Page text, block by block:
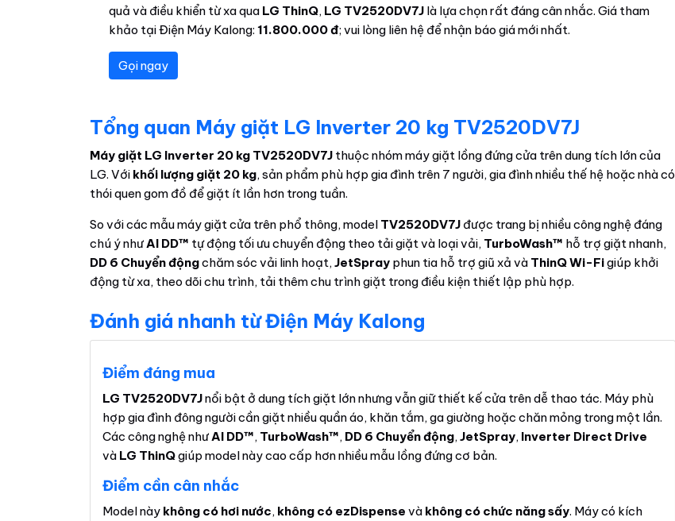
quả và điều khiển từ xa qua LG ThinQ, LG TV2520DV7Jlà lựa chọn rất đáng cân nhắc. Giá tham
khảo tại Điện Máy Kalong: 11.800.000 đ; vui lòng liên hệ để nhận báo giá mới nhất.
Gọi ngay
Tổng quan Máy giặt LG Inverter 20 kg TV2520DV7J
Máy giặt LG Inverter 20 kg TV2520DV7J thuộc nhóm máy giặt lồng đứng cửa trên dung tích lớn của
LG. Với khối lượng giặt 20 kg, sản phẩm phù hợp gia đình trên 7 người, gia đình nhiều thế hệ hoặc nhà có
thói quen gom đồ để giặt ít lần hơn trong tuần.
So với các mẫu máy giặt cửa trên phổ thông, model TV2520DV7J được trang bị nhiều công nghệ đáng
chú ý nhưAI DD™ tự động tối ưu chuyển động theo tải giặt và loại vải, TurboWash™ hỗ trợ giặt nhanh,
DD 6 Chuyển độngchăm sóc vải linh hoạt,JetSpray phun tia hỗ trợ giũ xả và ThinQ Wi-Figiúp khởi
động từ xa, theo dõi chu trình, tải thêm chu trình giặt trong điều kiện thiết lập phù hợp.
Đánh giá nhanh từ Điện Máy Kalong
Điểm đáng mua
LG TV2520DV7Jnổi bật ở dung tích giặt lớn nhưng vẫn giữ thiết kế cửa trên dễ thao tác. Máy phù
hợp gia đình đông người cần giặt nhiều quần áo, khăn tắm, ga giường hoặc chăn mỏng trong một lần.
Các công nghệ như AI DD™, TurboWash™, DD 6 Chuyển động,JetSpray, Inverter Direct Drive
và LG ThinQgiúp model này cao cấp hơn nhiều mẫu lồng đứng cơ bản.
Điểm cần cân nhắc
Model này không có hơi nước, không có ezDispense và không có chức năng sấy. Máy có kích